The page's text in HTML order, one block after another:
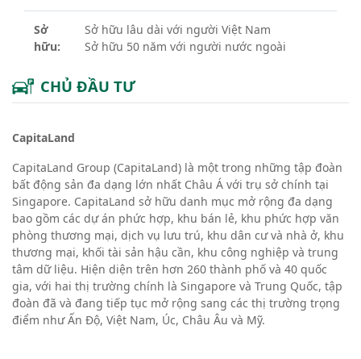
Sở
hữu:
Sở hữu lâu dài với người Việt Nam
Sở hữu 50 năm với người nước ngoài
CHỦ ĐẦU TƯ
CapitaLand
CapitaLand Group (CapitaLand) là một trong những tập đoàn
bất động sản đa dạng lớn nhất Châu Á với trụ sở chính tại
Singapore. CapitaLand sở hữu danh mục mở rộng đa dạng
bao gồm các dự án phức hợp, khu bán lẻ, khu phức hợp văn
phòng thương mại, dịch vụ lưu trú, khu dân cư và nhà ở, khu
thương mại, khối tài sản hậu cần, khu công nghiệp và trung
tâm dữ liệu. Hiện diện trên hơn 260 thành phố và 40 quốc
gia, với hai thị trường chính là Singapore và Trung Quốc, tập
đoàn đã và đang tiếp tục mở rộng sang các thị trường trọng
điểm như Ấn Độ, Việt Nam, Úc, Châu Âu và Mỹ.